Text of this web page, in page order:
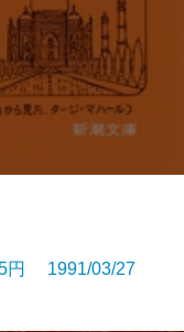
円 1991/03/27